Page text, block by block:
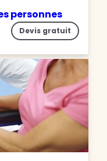
personnes
Devis gratuit